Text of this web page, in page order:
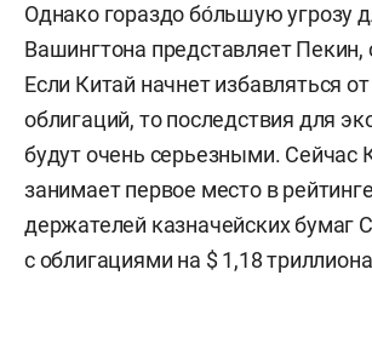
Однако гораздо бо́льшую угрозу
Вашингтона представляет Пекин,
Если Китай начнет избавляться
облигаций, то последствия для
будут очень серьезными. Сейчас
занимает первое место в
держателей казначейских бумаг
с облигациями на $ 1,18